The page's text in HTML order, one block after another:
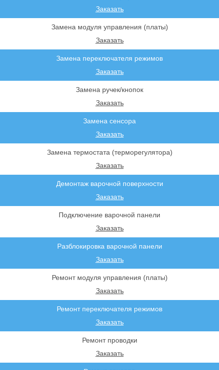
Замена переключателя режимов
Замена модуля управления (платы)
Замена ручек/кнопок
Замена сенсора
Демонтаж варочной поверхности
Разблокировка варочной панели
Ремонт переключателя режимов
Подключение варочной панели
Замена термостата (терморегулятора)
Ремонт модуля управления (платы)
Ремонт проводки
Заказать
Заказать
Заказать
Заказать
Заказать
Заказать
Заказать
Заказать
Заказать
Заказать
Заказать
Заказать